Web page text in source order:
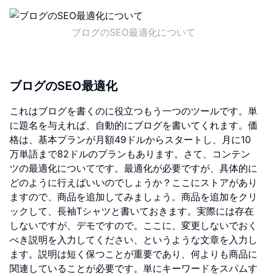
ブログのSEO最適化について
ブログのSEO最適化
これはブログを書くのに役立つもう一つのツールです。単
に題名を与えれば、自動的にブログを書いてくれます。価
格は、基本プランが月額49ドルからスタートし、月に10
万単語まで82ドルのプランもあります。さて、コンテン
ツの最適化についてです。最適化が必要ですが、具体的に
どのように行えばいいのでしょうか？ここにストアがあり
ますので、商品を追加してみましょう。商品を追加をクリ
ックして、長袖Tシャツと書いておきます。実際には存在
しないですが、デモですので。ここに、変更しないでおく
べき説明を入力してください、というような文章を入力し
ます。説明は短く保つことが重要であり、何よりも商品に
関連していることが必要です。単にキーワードをスパムす